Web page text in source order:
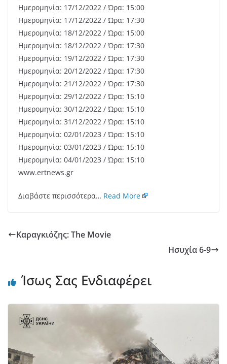
Ημερομηνία: 17/12/2022 / Ώρα: 15:00
Ημερομηνία: 17/12/2022 / Ώρα: 17:30
Ημερομηνία: 18/12/2022 / Ώρα: 15:00
Ημερομηνία: 18/12/2022 / Ώρα: 17:30
Ημερομηνία: 19/12/2022 / Ώρα: 17:30
Ημερομηνία: 20/12/2022 / Ώρα: 17:30
Ημερομηνία: 21/12/2022 / Ώρα: 17:30
Ημερομηνία: 29/12/2022 / Ώρα: 15:10
Ημερομηνία: 30/12/2022 / Ώρα: 15:10
Ημερομηνία: 31/12/2022 / Ώρα: 15:10
Ημερομηνία: 02/01/2023 / Ώρα: 15:10
Ημερομηνία: 03/01/2023 / Ώρα: 15:10
Ημερομηνία: 04/01/2023 / Ώρα: 15:10
www.ertnews.gr
Διαβάστε περισσότερα… Read More
Καραγκιόζης: The Movie
Ησυχία 6-9
Ίσως Σας Ενδιαφέρει